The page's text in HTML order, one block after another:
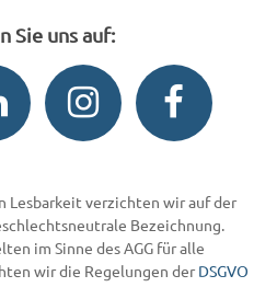
Sie uns auf:
Lesbarkeit verzichten wir auf der
Bezeichnung.
im Sinne des AGG für alle
wir die Regelungen der DSGVO